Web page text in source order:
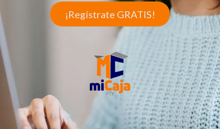
​​¡Regístrate GRATIS!